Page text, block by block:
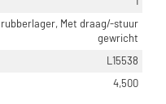
rubberlager, Met draag/-stuur
gewricht
L15538
4,500